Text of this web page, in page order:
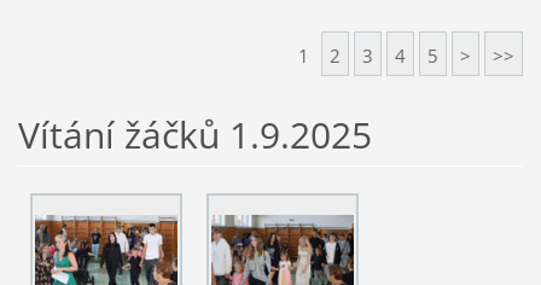
1 2 3 4 5 > >>
Vítání žáčků 1.9.2025